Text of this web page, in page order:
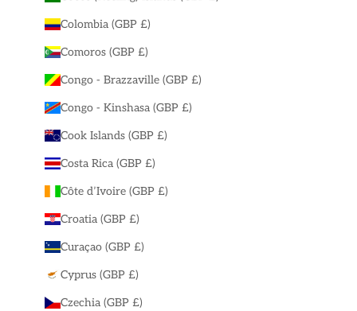
Colombia (GBP £)
Comoros (GBP £)
Congo - Brazzaville (GBP £)
Congo - Kinshasa (GBP £)
Cook Islands (GBP £)
Costa Rica (GBP £)
Côte d’Ivoire (GBP £)
Croatia (GBP £)
Curaçao (GBP £)
Cyprus (GBP £)
Czechia (GBP £)